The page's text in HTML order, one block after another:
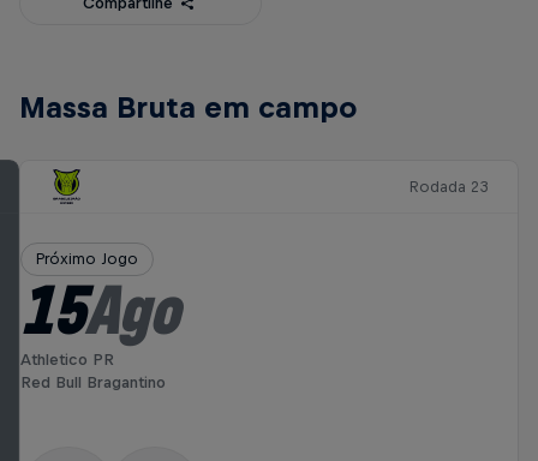
Massa Bruta em campo
Rodada 23
Próximo Jogo
15Ago
Athletico PR
Red Bull Bragantino